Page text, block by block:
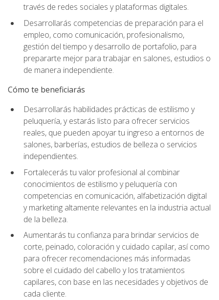
través de redes sociales y plataformas digitales.
Desarrollarás competencias de preparación para el
empleo, como comunicación, profesionalismo,
gestión del tiempo y desarrollo de portafolio, para
prepararte mejor para trabajar en salones, estudios o
de manera independiente.
Cómo te beneficiarás
Desarrollarás habilidades prácticas de estilismo y
peluquería, y estarás listo para ofrecer servicios
reales, que pueden apoyar tu ingreso a entornos de
salones, barberías, estudios de belleza o servicios
independientes.
Fortalecerás tu valor profesional al combinar
conocimientos de estilismo y peluquería con
competencias en comunicación, alfabetización digital
y marketing altamente relevantes en la industria actual
de la belleza.
Aumentarás tu confianza para brindar servicios de
corte, peinado, coloración y cuidado capilar, así como
para ofrecer recomendaciones más informadas
sobre el cuidado del cabello y los tratamientos
capilares, con base en las necesidades y objetivos de
cada cliente.